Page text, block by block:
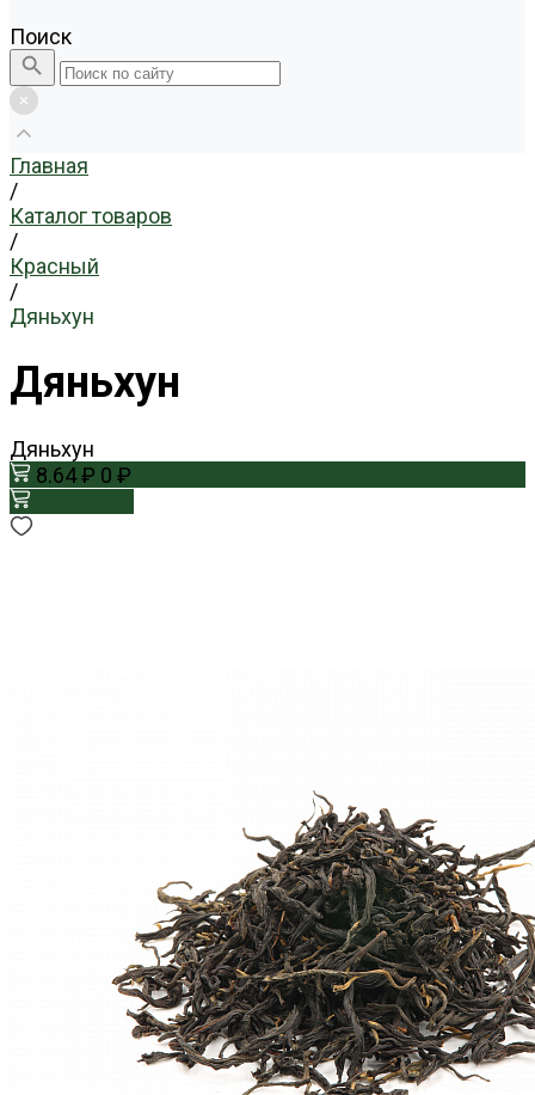
Поиск
Главная
/
Каталог товаров
/
Красный
/
Дяньхун
Дяньхун
Дяньхун
8.64 ₽ 0 ₽